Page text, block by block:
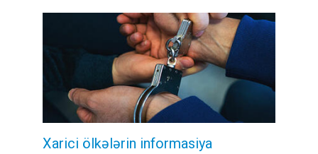
Xarici ölkələrin informasiya